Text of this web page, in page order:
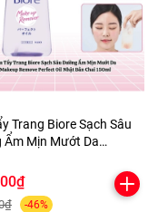
Trang Biore Sạch Sâu
Ẩm Mịn Mướt Da
Chai 150ml
-46%